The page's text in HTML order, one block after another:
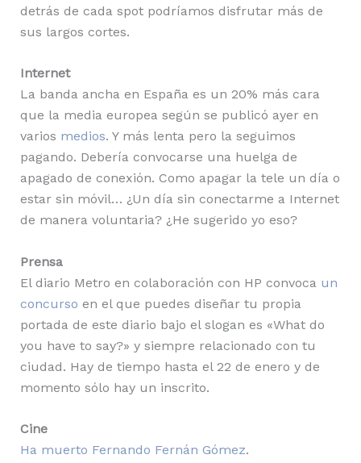
detrás de cada spot podríamos disfrutar más de
sus largos cortes.
Internet
La banda ancha en España es un 20% más cara
que la media europea según se publicó ayer en
varios medios. Y más lenta pero la seguimos
pagando. Debería convocarse una huelga de
apagado de conexión. Como apagar la tele un día o
estar sin móvil… ¿Un día sin conectarme a Internet
de manera voluntaria? ¿He sugerido yo eso?
Prensa
El diario Metro en colaboración con HP convoca un
concurso en el que puedes diseñar tu propia
portada de este diario bajo el slogan es «What do
you have to say?» y siempre relacionado con tu
ciudad. Hay de tiempo hasta el 22 de enero y de
momento sólo hay un inscrito.
Cine
Ha muerto Fernando Fernán Gómez.